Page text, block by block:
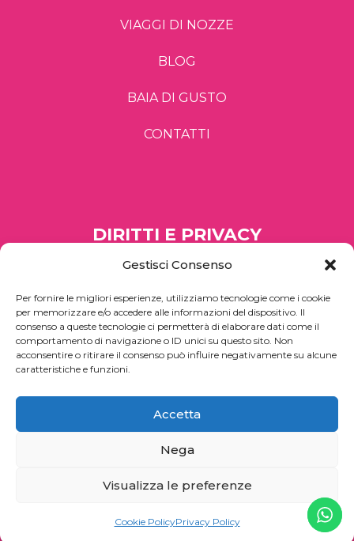
Gestisci Consenso
Per fornire le migliori esperienze, utilizziamo tecnologie come i cookie
per memorizzare e/o accedere alle informazioni del dispositivo. Il
consenso a queste tecnologie ci permetterà di elaborare dati come il
comportamento di navigazione o ID unici su questo sito. Non
acconsentire o ritirare il consenso può influire negativamente su alcune
caratteristiche e funzioni.
Accetta
Nega
Visualizza le preferenze
Cookie PolicyPrivacy Policy
VIAGGI DI NOZZE
BLOG
BAIA DI GUSTO
CONTATTI
DIRITTI E PRIVACY
PRIVACY POLICY
COOKIE POLICY
CONTATTI
SEGUICI SUI SOCIAL